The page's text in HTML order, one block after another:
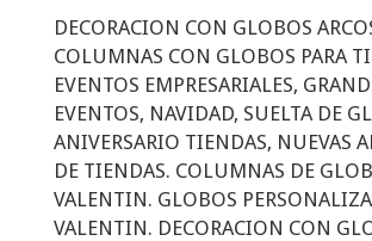
DECORACION CON GLOBOS
COLUMNAS CON GLOBOS PARA
EVENTOS EMPRESARIALES,
EVENTOS, NAVIDAD, SUELTA DE
ANIVERSARIO TIENDAS, NUEVAS
DE TIENDAS. COLUMNAS DE
VALENTIN. GLOBOS
VALENTIN. DECORACION CON